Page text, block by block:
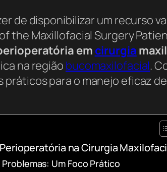
de disponibilizar um recurso
the Maxillofacial Surgery
em cirurgia
na região bucomaxilofacial.
para o manejo eficaz
na Cirurgia
Um Foco Prático